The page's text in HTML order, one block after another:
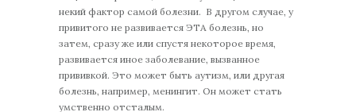
некий фактор самой болезни. В другом случае, у
привитого не развивается ЭТА болезнь, но
затем, сразу же или спустя некоторое время,
развивается иное заболевание, вызванное
прививкой. Это может быть аутизм, или другая
болезнь, например, менингит. Он может стать
умственно отсталым.